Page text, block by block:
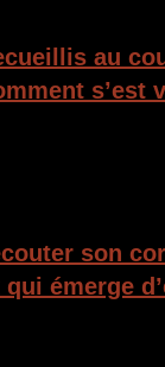
au
son
émerge